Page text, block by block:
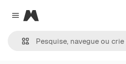
Close menu
Magnific